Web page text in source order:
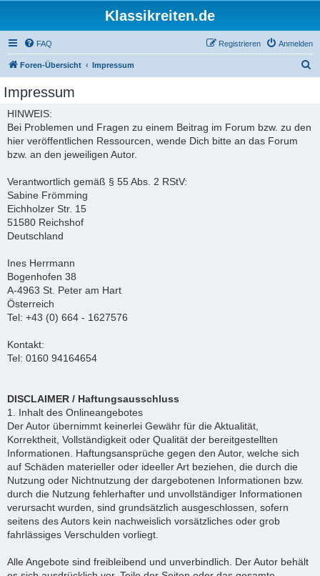
Klassikreiten.de
FAQ Anmelden
Registrieren
Foren-Übersicht Impressum
Impressum
HINWEIS:
Bei Problemen und Fragen zu einem Beitrag im Forum bzw. zu den
hier veröffentlichen Ressourcen, wende Dich bitte an das Forum
bzw. an den jeweiligen Autor.
Verantwortlich gemäß § 55 Abs. 2 RStV:
Sabine Frömming
Eichholzer Str. 15
51580 Reichshof
Deutschland
Ines Herrmann
Bogenhofen 38
A-4963 St. Peter am Hart
Österreich
Tel: +43 (0) 664 - 1627576
Kontakt:
Tel: 0160 94164654
DISCLAIMER / Haftungsausschluss
1. Inhalt des Onlineangebotes
Der Autor übernimmt keinerlei Gewähr für die Aktualität,
Korrektheit, Vollständigkeit oder Qualität der bereitgestellten
Informationen. Haftungsansprüche gegen den Autor, welche sich
auf Schäden materieller oder ideeller Art beziehen, die durch die
Nutzung oder Nichtnutzung der dargebotenen Informationen bzw.
durch die Nutzung fehlerhafter und unvollständiger Informationen
verursacht wurden, sind grundsätzlich ausgeschlossen, sofern
seitens des Autors kein nachweislich vorsätzliches oder grob
fahrlässiges Verschulden vorliegt.
Alle Angebote sind freibleibend und unverbindlich. Der Autor behält